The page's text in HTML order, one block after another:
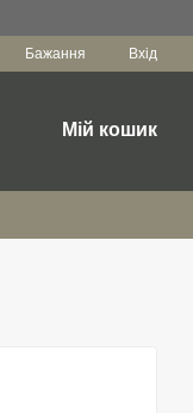
Бажання Вхід
Мій кошик